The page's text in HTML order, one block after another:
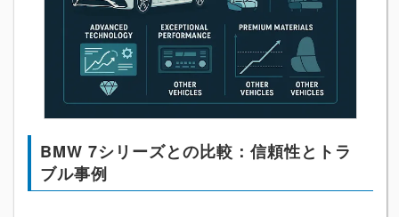
BMW 7シリーズとの比較：信頼性とトラ
ブル事例